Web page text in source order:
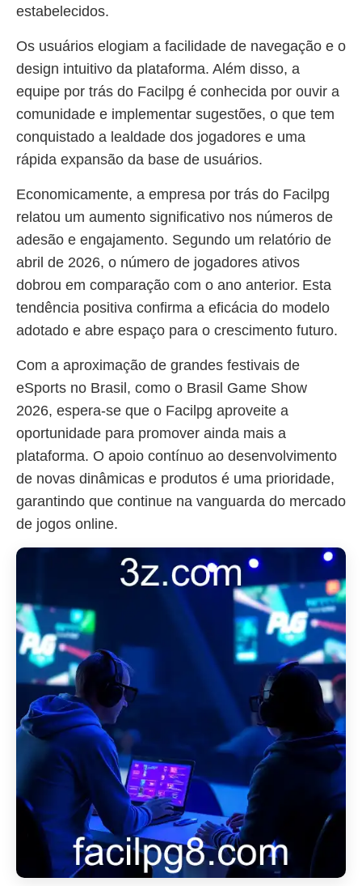
estabelecidos.
Os usuários elogiam a facilidade de navegação e o
design intuitivo da plataforma. Além disso, a
equipe por trás do Facilpg é conhecida por ouvir a
comunidade e implementar sugestões, o que tem
conquistado a lealdade dos jogadores e uma
rápida expansão da base de usuários.
Economicamente, a empresa por trás do Facilpg
relatou um aumento significativo nos números de
adesão e engajamento. Segundo um relatório de
abril de 2026, o número de jogadores ativos
dobrou em comparação com o ano anterior. Esta
tendência positiva confirma a eficácia do modelo
adotado e abre espaço para o crescimento futuro.
Com a aproximação de grandes festivais de
eSports no Brasil, como o Brasil Game Show
2026, espera-se que o Facilpg aproveite a
oportunidade para promover ainda mais a
plataforma. O apoio contínuo ao desenvolvimento
de novas dinâmicas e produtos é uma prioridade,
garantindo que continue na vanguarda do mercado
de jogos online.